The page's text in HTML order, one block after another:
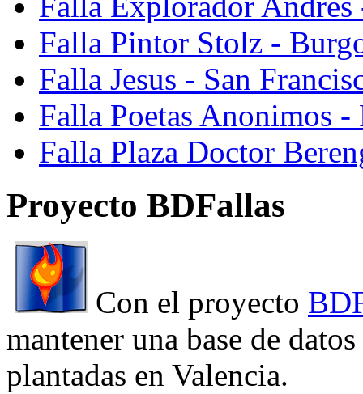
Falla Pintor Stolz -
Falla Jesus - San
Falla Poetas Anonimos
Falla Plaza Doctor
Proyecto BDFallas
Con el proyecto
mantener una base de
plantadas en Valencia.